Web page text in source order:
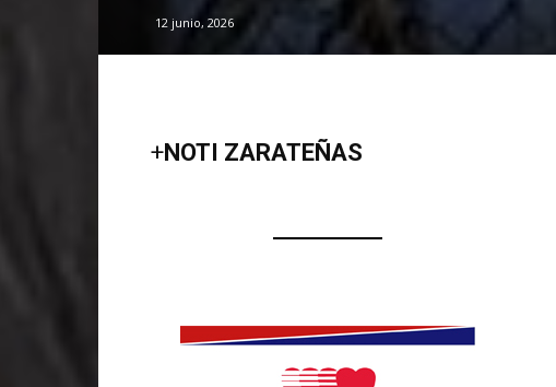
12 junio, 2026
+NOTI ZARATEÑAS